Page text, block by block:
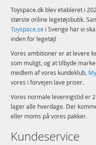
Toyspace.dk blev etableret i
største online legetøjsbutik.
Toyspace.se i Sverige har vi
inden for legetøj!
Vores ambitioner er at levere
som muligt, og at tilbyde
medlem af vores kundeklub,
vores i forvejen lave priser.
Vores normale leveringstid er
lager alle hverdage. Der
eller moms på vores pakker.
Kundeservice